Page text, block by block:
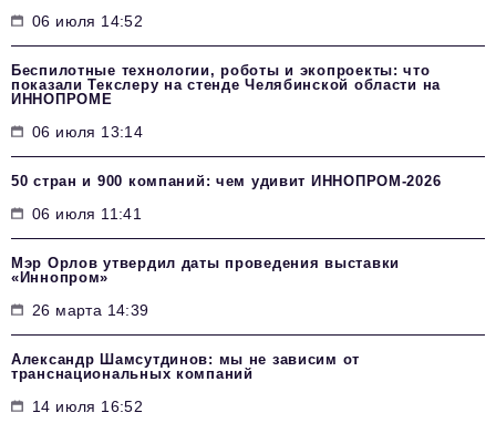
06 июля 14:52
Беспилотные технологии, роботы и экопроекты: что
показали Текслеру на стенде Челябинской области на
ИННОПРОМЕ
06 июля 13:14
50 стран и 900 компаний: чем удивит ИННОПРОМ‑2026
06 июля 11:41
Мэр Орлов утвердил даты проведения выставки
«Иннопром»
26 марта 14:39
Александр Шамсутдинов: мы не зависим от
транснациональных компаний
14 июля 16:52